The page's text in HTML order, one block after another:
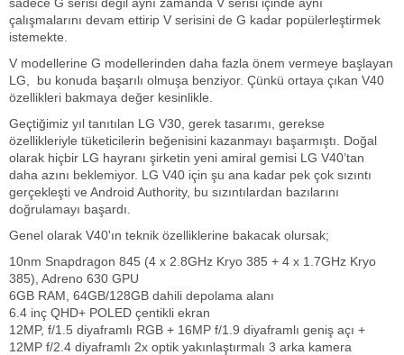
çalışmalarını devam ettirip V serisini de G kadar popülerleştirmek
istemekte.
V modellerine G modellerinden daha fazla önem vermeye başlayan
LG, bu konuda başarılı olmuşa benziyor. Çünkü ortaya çıkan V40
özellikleri bakmaya değer kesinlikle.
Geçtiğimiz yıl tanıtılan LG V30, gerek tasarımı, gerekse
özellikleriyle tüketicilerin beğenisini kazanmayı başarmıştı. Doğal
olarak hiçbir LG hayranı şirketin yeni amiral gemisi LG V40’tan
daha azını beklemiyor. LG V40 için şu ana kadar pek çok sızıntı
gerçekleşti ve Android Authority, bu sızıntılardan bazılarını
doğrulamayı başardı.
Genel olarak V40'ın teknik özelliklerine bakacak olursak;
10nm Snapdragon 845 (4 x 2.8GHz Kryo 385 + 4 x 1.7GHz Kryo
385), Adreno 630 GPU
6GB RAM, 64GB/128GB dahili depolama alanı
6.4 inç QHD+ POLED çentikli ekran
12MP, f/1.5 diyaframlı RGB + 16MP f/1.9 diyaframlı geniş açı +
12MP f/2.4 diyaframlı 2x optik yakınlaştırmalı 3 arka kamera